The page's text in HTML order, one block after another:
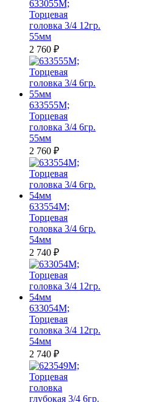
633055M;
Торцевая
головка 3/4 12гр.
55мм
2 760 ₽
633555M;
Торцевая
головка 3/4 6гр.
55мм
2 760 ₽
633554M;
Торцевая
головка 3/4 6гр.
54мм
2 740 ₽
633054M;
Торцевая
головка 3/4 12гр.
54мм
2 740 ₽